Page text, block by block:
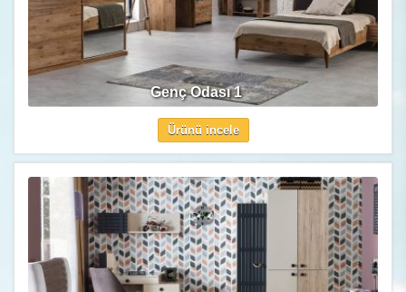
Genç Odası 1
Ürünü incele